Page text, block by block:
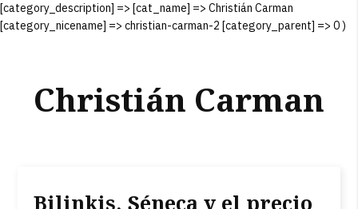
[category_description] => [cat_name] => Christián Carman
[category_nicename] => christian-carman-2 [category_parent] => 0 )
Christián Carman
Bilinkis, Séneca y el precio